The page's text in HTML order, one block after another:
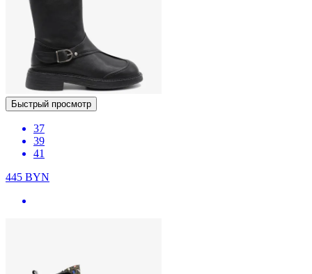
Быстрый просмотр
37
39
41
445 BYN